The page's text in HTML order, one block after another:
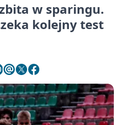
w sparingu.
kolejny test